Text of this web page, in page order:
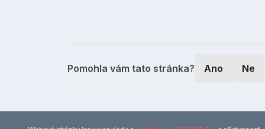
Pomohla vám tato stránka? Ano Ne